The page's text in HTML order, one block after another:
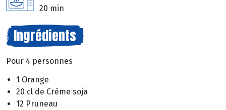
20 min
Ingrédients
Pour 4 personnes
1 Orange
20 cl de Crème soja
12 Pruneau